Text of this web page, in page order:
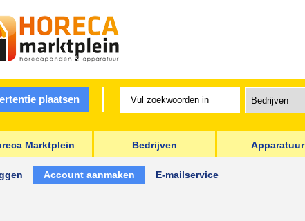
plaatsen
Marktplein Bedrijven Apparatuur
Account aanmaken E-mailservice